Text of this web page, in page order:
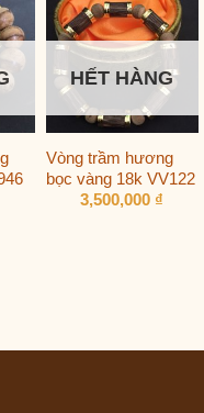
HẾT HÀNG
Vòng trầm hương
bọc vàng 18k VV122
3,500,000 ₫